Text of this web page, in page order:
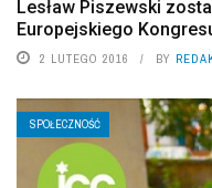
Lesław Piszewski
Europejskiego
2 LUTEGO 2016 BY
SPOŁECZNOŚĆ